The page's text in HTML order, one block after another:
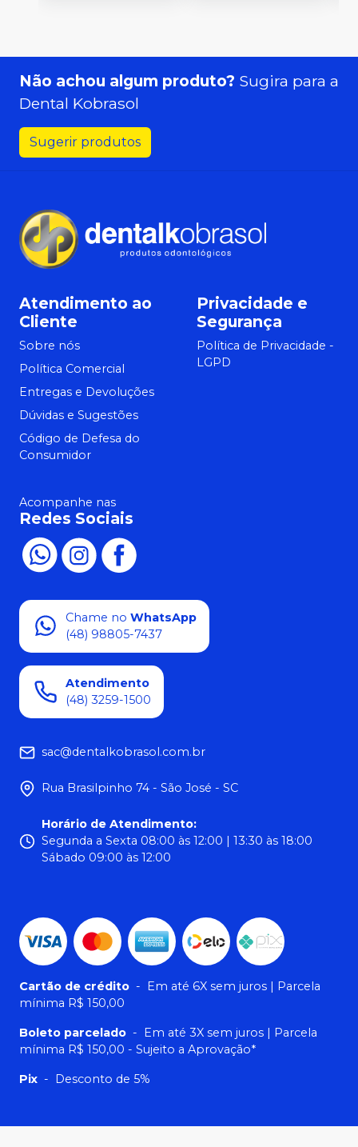
Não achou algum produto? Sugira para a
Dental Kobrasol
Sugerir produtos
Atendimento ao
Cliente
Sobre nós
Política Comercial
Entregas e Devoluções
Dúvidas e Sugestões
Código de Defesa do
Consumidor
Privacidade e
Segurança
Política de Privacidade -
LGPD
Acompanhe nas
Redes Sociais
Chame no WhatsApp
(48) 98805-7437
Atendimento
(48) 3259-1500
sac@dentalkobrasol.com.br
Rua Brasilpinho 74 - São José - SC
Horário de Atendimento:
Segunda a Sexta 08:00 às 12:00 | 13:30 às 18:00
Sábado 09:00 às 12:00
Cartão de crédito - Em até 6X sem juros | Parcela
mínima R$ 150,00
Boleto parcelado - Em até 3X sem juros | Parcela
mínima R$ 150,00 - Sujeito a Aprovação*
Pix - Desconto de 5%